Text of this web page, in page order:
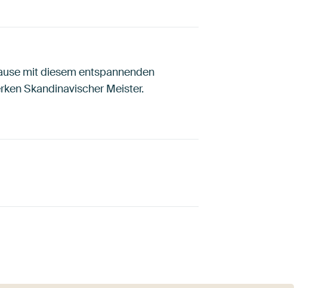
mit diesem entspannenden
Skandinavischer Meister.